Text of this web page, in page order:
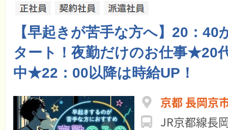
【早起きが苦手な方へ】20：40
タート！夜勤だけのお仕事★20
中★22：00以降は時給UP！
京都 長岡京
JR京都線長